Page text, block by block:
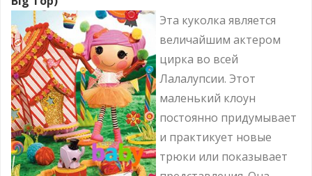
Эта куколка является
величайшим актером
цирка во всей
Лалалупсии. Этот
маленький клоун
постоянно придумывает
и практикует новые
трюки или показывает